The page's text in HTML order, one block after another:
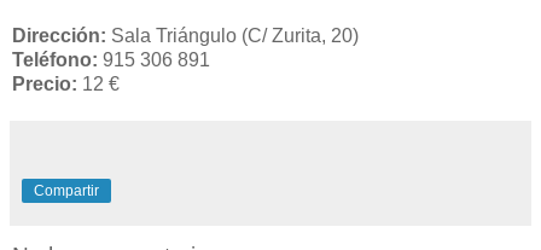
Dirección: Sala Triángulo (C/ Zurita, 20)
Teléfono: 915 306 891
Precio: 12 €
Compartir